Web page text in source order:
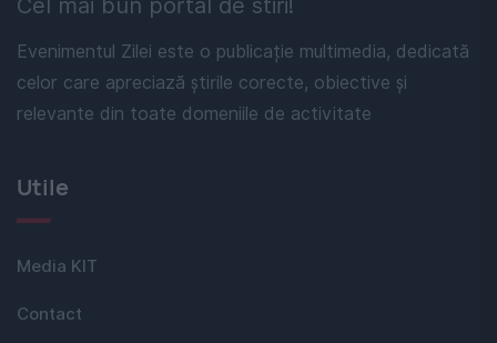
Cel mai bun portal de stiri!
Evenimentul Zilei este o publicație multimedia, dedicată
celor care apreciază știrile corecte, obiective și
relevante din toate domeniile de activitate
Utile
Media KIT
Contact